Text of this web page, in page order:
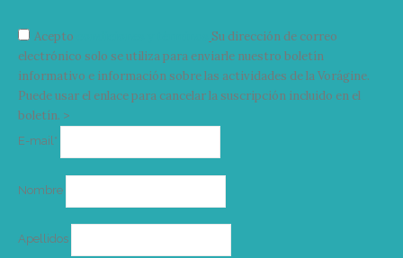
Acepto
Su dirección de correo
electrónico solo se utiliza para enviarle nuestro boletín
informativo e información sobre las actividades de la Vorágine.
Puede usar el enlace para cancelar la suscripción incluido en el
boletín. >
E-mail*
Nombre
Apellidos